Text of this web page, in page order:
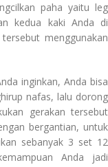
paha yaitu leg
kedua kaki Anda di
menggunakan
inginkan, Anda bisa
nafas, lalu dorong
gerakan tersebut
bergantian, untuk
sebanyak 3 set 12
Anda jadi